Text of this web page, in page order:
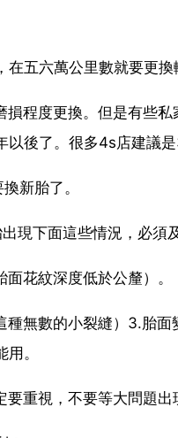
五六萬公里數就要更換
程度更換。但是有些
以後了。很多4s店建議
新胎了。
現下面這些情況，必須
花紋深度低於公釐）。
無數的小裂縫）3.胎
。
重視，不要等大問題出